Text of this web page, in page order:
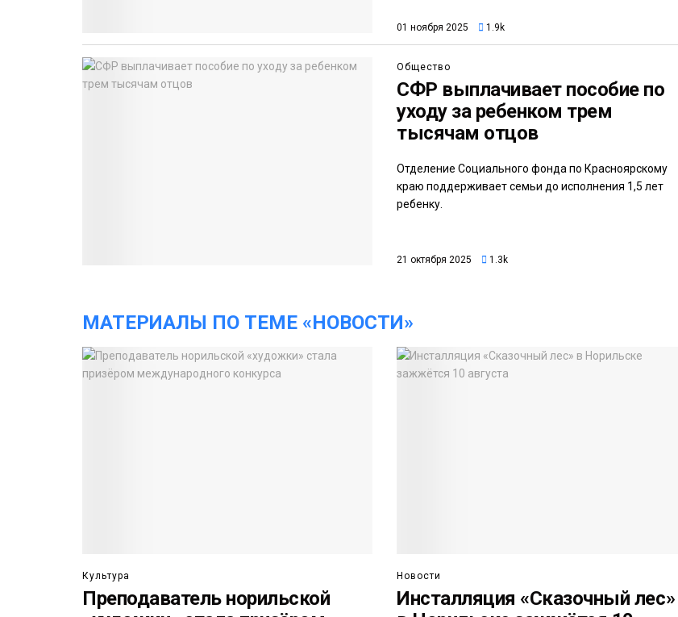
01 ноября 2025 1.9k
Общество
СФР выплачивает пособие по
уходу за ребенком трем
тысячам отцов
Отделение Социального фонда по Красноярскому
краю поддерживает семьи до исполнения 1,5 лет
ребенку.
21 октября 2025 1.3k
МАТЕРИАЛЫ ПО ТЕМЕ «НОВОСТИ»
Культура
Преподаватель норильской
Новости
Инсталляция «Сказочный лес»